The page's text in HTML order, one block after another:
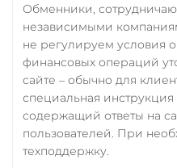
Обменники,
независимыми
не регулируем условия
финансовых операций
сайте – обычно для
специальная
содержащий ответы на
пользователей. При
техподдержку.